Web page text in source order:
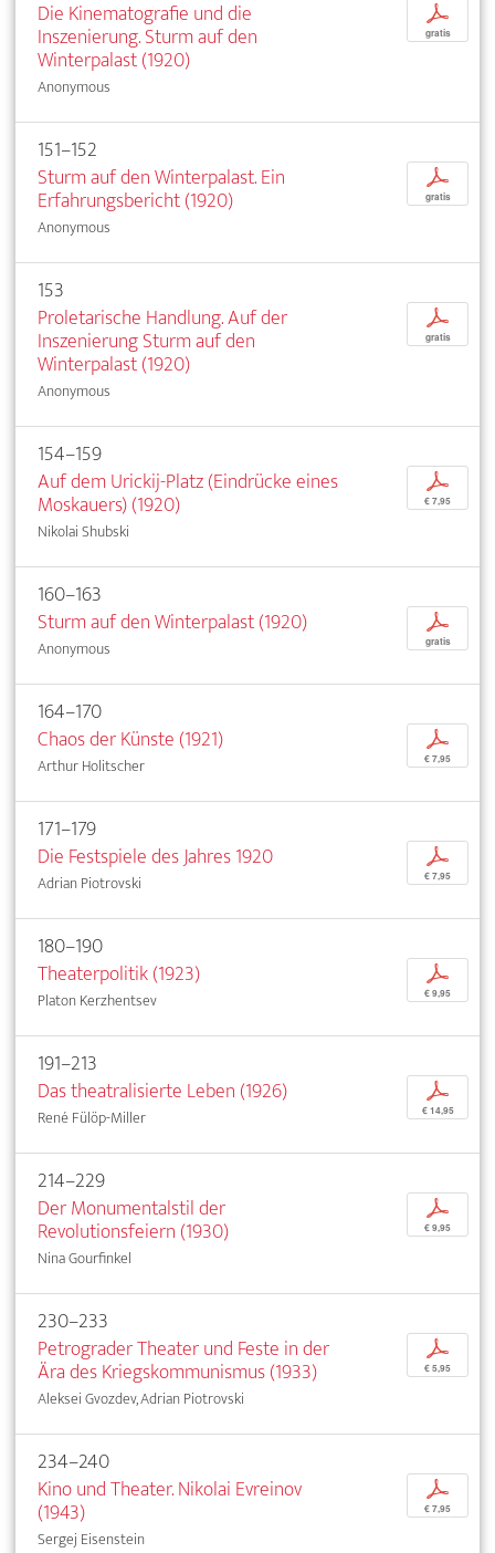
Die Kinematografie und die
Inszenierung. Sturm auf den
Winterpalast (1920)
Anonymous
p
gratis
151–152
Sturm auf den Winterpalast. Ein
Erfahrungsbericht (1920)
Anonymous
p
gratis
153
Proletarische Handlung. Auf der
Inszenierung Sturm auf den
Winterpalast (1920)
Anonymous
p
gratis
154–159
Auf dem Urickij-Platz (Eindrücke eines
Moskauers) (1920)
Nikolai Shubski
p
€ 7,95
160–163
Sturm auf den Winterpalast (1920)
Anonymous
p
gratis
164–170
Chaos der Künste (1921)
Arthur Holitscher
p
€ 7,95
171–179
Die Festspiele des Jahres 1920
Adrian Piotrovski
p
€ 7,95
180–190
Theaterpolitik (1923)
Platon Kerzhentsev
p
€ 9,95
191–213
Das theatralisierte Leben (1926)
René Fülöp-Miller
p
€ 14,95
214–229
Der Monumentalstil der
Revolutionsfeiern (1930)
Nina Gourfinkel
p
€ 9,95
230–233
Petrograder Theater und Feste in der
Ära des Kriegskommunismus (1933)
Aleksei Gvozdev, Adrian Piotrovski
p
€ 5,95
234–240
Kino und Theater. Nikolai Evreinov
(1943)
Sergej Eisenstein
p
€ 7,95